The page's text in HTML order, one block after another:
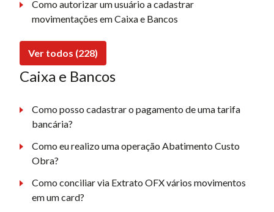
Como autorizar um usuário a cadastrar
movimentações em Caixa e Bancos
Ver todos (228)
Caixa e Bancos
Como posso cadastrar o pagamento de uma tarifa
bancária?
Como eu realizo uma operação Abatimento Custo
Obra?
Como conciliar via Extrato OFX vários movimentos
em um card?